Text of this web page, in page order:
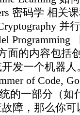
密码学 相关
并
面的内容包括
发一个机器人
of Code,
的一部分（如
障，那么你可